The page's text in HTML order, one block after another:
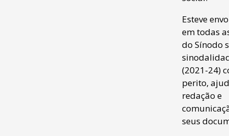
Esteve
em todas
do Sínodo
(2021-24)
perito,
redação e
seus